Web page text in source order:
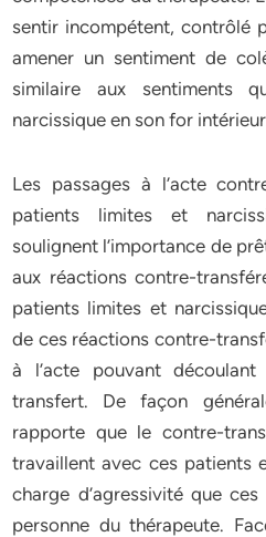
sentir incompétent, contrôlé
amener un sentiment de
similaire aux sentiments
narcissique en son for
Les passages à l’acte
patients limites et
soulignent l’importance de
aux réactions contre-
patients limites et
de ces réactions contre-
à l’acte pouvant
transfert. De façon
rapporte que le contre-
travaillent avec ces patients
charge d’agressivité que
personne du thérapeute.